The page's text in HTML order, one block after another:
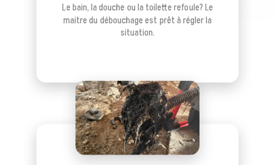
Le bain, la douche ou la toilette refoule? Le
maitre du débouchage est prêt à régler la
situation.